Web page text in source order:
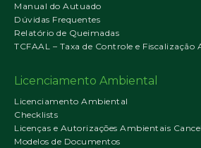
Manual do Autuado
Dúvidas Frequentes
Relatório de Queimadas
TCFAAL – Taxa de Controle e Fiscalização
Licenciamento Ambiental
Licenciamento Ambiental
Checklists
Licenças e Autorizações Ambientais
Modelos de Documentos